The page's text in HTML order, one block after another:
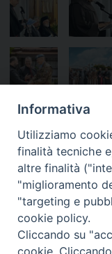
Giornata del
Civile della Difesa –
del Ministro e
Informativa
Utilizziamo
finalità tecniche
altre finalità
"miglioramento
"targeting e
cookie policy.
Cliccando su